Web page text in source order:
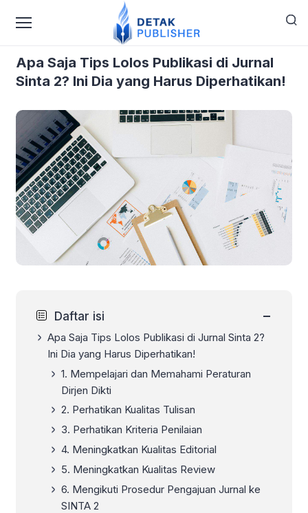
Apa Saja Tips Lolos Publikasi di Jurnal
Apa Saja Tips Lolos Publikasi di Jurnal
Sinta 2? Ini Dia yang Harus Diperhatikan!
Daftar isi −
Apa Saja Tips Lolos Publikasi di Jurnal Sinta 2?
Ini Dia yang Harus Diperhatikan!
1. Mempelajari dan Memahami Peraturan
Dirjen Dikti
2. Perhatikan Kualitas Tulisan
3. Perhatikan Kriteria Penilaian
4. Meningkatkan Kualitas Editorial
5. Meningkatkan Kualitas Review
6. Mengikuti Prosedur Pengajuan Jurnal ke
SINTA 2